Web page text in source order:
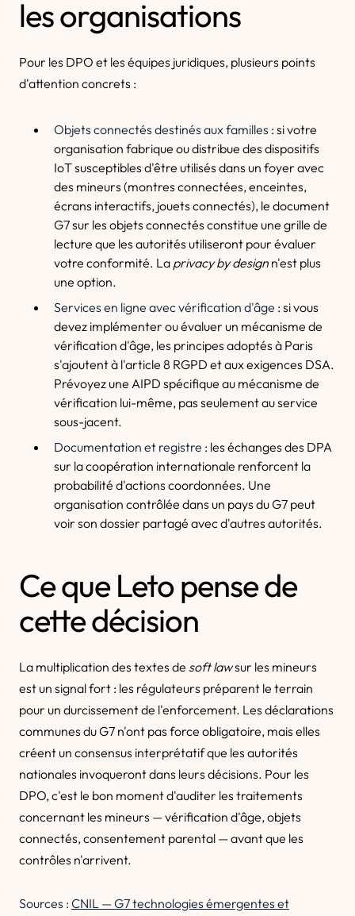
les organisations
Pour les DPO et les équipes juridiques, plusieurs points
d'attention concrets :
Objets connectés destinés aux familles : si votre
organisation fabrique ou distribue des dispositifs
IoT susceptibles d'être utilisés dans un foyer avec
des mineurs (montres connectées, enceintes,
écrans interactifs, jouets connectés), le document
G7 sur les objets connectés constitue une grille de
lecture que les autorités utiliseront pour évaluer
votre conformité. La privacy by design n'est plus
une option.
Services en ligne avec vérification d'âge : si vous
devez implémenter ou évaluer un mécanisme de
vérification d'âge, les principes adoptés à Paris
s'ajoutent à l'article 8 RGPD et aux exigences DSA.
Prévoyez une AIPD spécifique au mécanisme de
vérification lui-même, pas seulement au service
sous-jacent.
Documentation et registre : les échanges des DPA
sur la coopération internationale renforcent la
probabilité d'actions coordonnées. Une
organisation contrôlée dans un pays du G7 peut
voir son dossier partagé avec d'autres autorités.
Ce que Leto pense de
cette décision
La multiplication des textes de soft lawsur les mineurs
est un signal fort : les régulateurs préparent le terrain
pour un durcissement de l'enforcement. Les déclarations
communes du G7 n'ont pas force obligatoire, mais elles
créent un consensus interprétatif que les autorités
nationales invoqueront dans leurs décisions. Pour les
DPO, c'est le bon moment d'auditer les traitements
concernant les mineurs — vérification d'âge, objets
connectés, consentement parental — avant que les
contrôles n'arrivent.
Sources : CNIL — G7 technologies émergentes et